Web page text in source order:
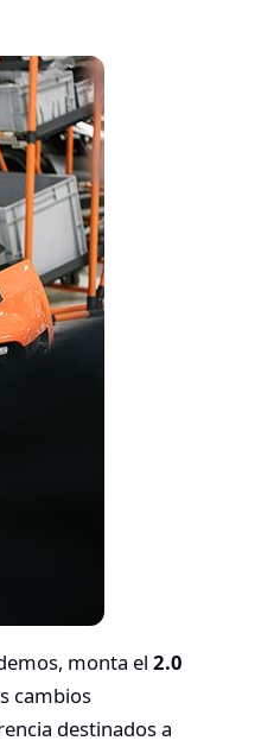
monta el 2.0
cambios
destinados a